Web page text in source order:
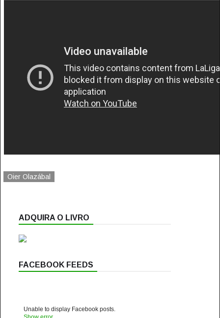
Oier Olazábal
ADQUIRA O LIVRO
FACEBOOK FEEDS
Unable to display Facebook posts.